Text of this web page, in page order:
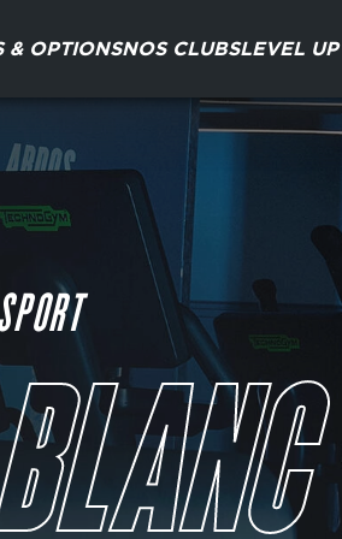
& OPTIONSNOS CLUBSLEVEL UP